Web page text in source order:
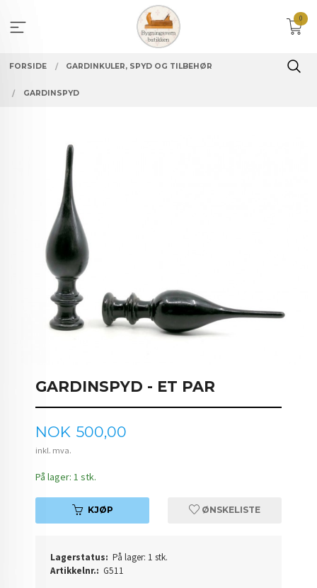
innholdet
0
FORSIDE GARDINKULER, SPYD OG TILBEHØR
GARDINSPYD
GARDINSPYD - ET PAR
Pris
NOK 500,00
inkl. mva.
På lager: 1 stk.
KJØP ØNSKELISTE
Lagerstatus: På lager: 1 stk.
Artikkelnr.: G511